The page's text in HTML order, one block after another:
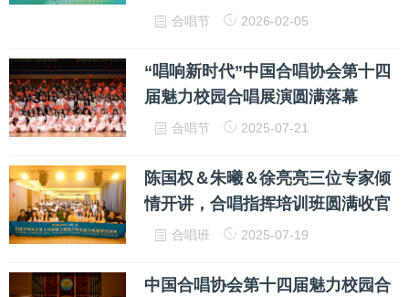
合唱节 2026-02-05
“唱响新时代”中国合唱协会第十四
届魅力校园合唱展演圆满落幕
合唱节 2025-07-21
陈国权＆朱曦＆徐亮亮三位专家倾
情开讲，合唱指挥培训班圆满收官
合唱班 2025-07-19
中国合唱协会第十四届魅力校园合